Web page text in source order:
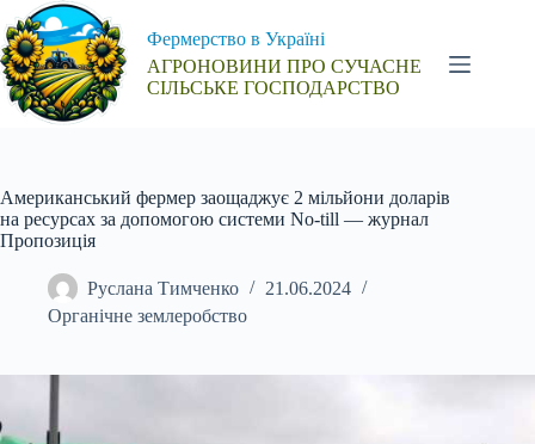
Перейти
до
вмісту
Фермерство в Україні
АГРОНОВИНИ ПРО СУЧАСНЕ
СІЛЬСЬКЕ ГОСПОДАРСТВО
Американський фермер заощаджує 2 мільйони доларів
на ресурсах за допомогою системи No-till — журнал
Пропозиція
Руслана Тимченко
21.06.2024
Органічне землеробство